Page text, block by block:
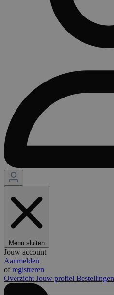
Menu sluiten
Jouw account
Aanmelden
ofregistreren
Overzicht Jouw profiel Bestellingen